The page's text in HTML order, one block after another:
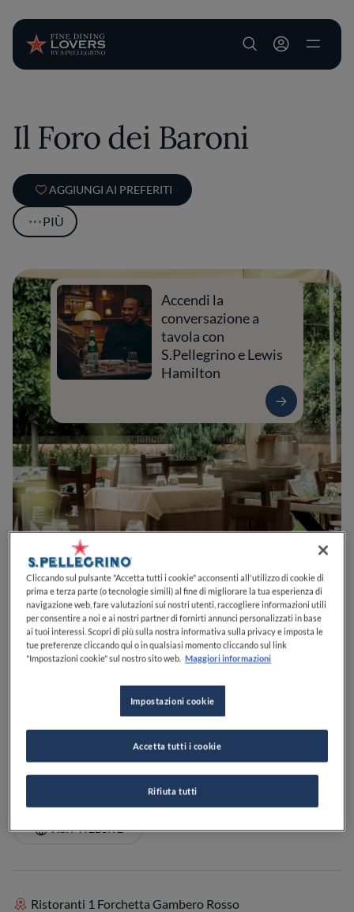
User account
Il Foro dei Baroni
AGGIUNGI AI PREFERITI
PIÙ
0
Accendi la
conversazione a
tavola con
S.Pellegrino e Lewis
Hamilton
Via Chiesa, 282030San Salvatore TelesinoBNItalia
VEDI SULLA MAPPA
VISIT WEBSITE
Ristoranti 1 Forchetta Gambero Rosso
Cliccando sul pulsante "Accetta tutti i cookie" acconsenti all'utilizzo di cookie di
prima e terza parte (o tecnologie simili) al fine di migliorare la tua esperienza di
navigazione web, fare valutazioni sui nostri utenti, raccogliere informazioni utili
per consentire a noi e ai nostri partner di fornirti annunci personalizzati in base
ai tuoi interessi. Scopri di più sulla nostra informativa sulla privacy e imposta le
tue preferenze cliccando qui o in qualsiasi momento cliccando sul link
"Impostazioni cookie" sul nostro sito web. Maggiori informazioni
Impostazioni cookie
Rifiuta tutti
Accetta tutti i cookie